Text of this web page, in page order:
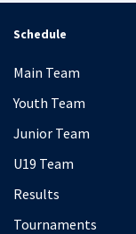
Schedule
Main Team
Youth Team
Junior Team
U19 Team
Results
Tournaments